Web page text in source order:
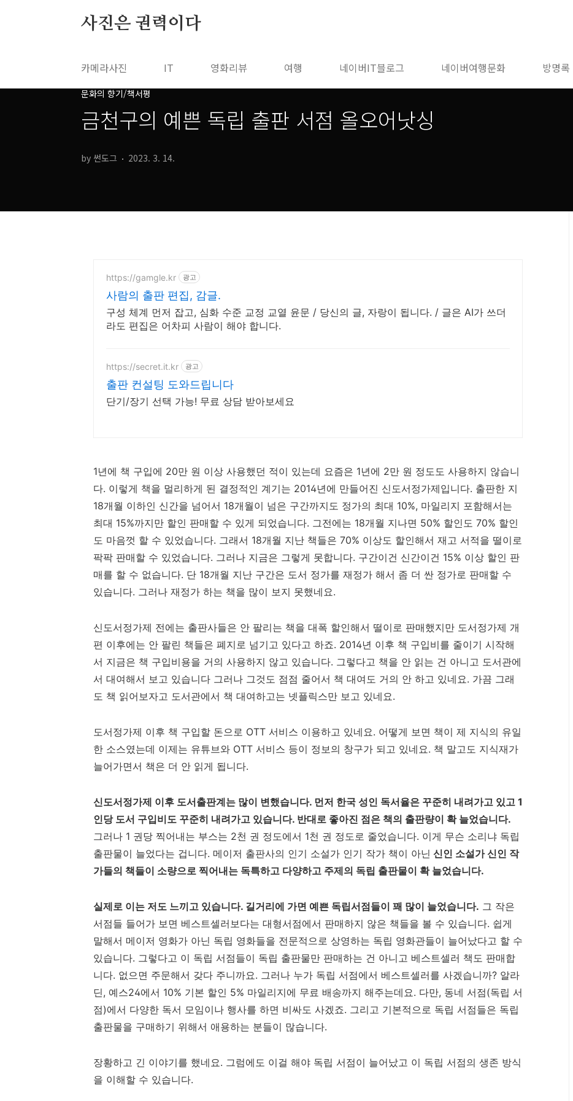
사진은 권력이다
카메라사진 IT 영화리뷰 여행 네이버IT블로그 네이버여행문화 방명록
문화의 향기/책서평
금천구의 예쁜 독립 출판 서점 올오어낫싱
by 썬도그 2023. 3. 14.
https://gamgle.kr 광고
사람의 출판 편집, 감글.
구성 체계 먼저 잡고, 심화 수준 교정 교열 윤문 / 당신의 글, 자랑이 됩니다. / 글은 AI가 쓰더
라도 편집은 어차피 사람이 해야 합니다.
https://secret.it.kr 광고
출판 컨설팅 도와드립니다
단기/장기 선택 가능! 무료 상담 받아보세요
1년에 책 구입에 20만 원 이상 사용했던 적이 있는데 요즘은 1년에 2만 원 정도도 사용하지 않습니
다. 이렇게 책을 멀리하게 된 결정적인 계기는 2014년에 만들어진 신도서정가제입니다. 출판한 지
18개월 이하인 신간을 넘어서 18개월이 넘은 구간까지도 정가의 최대 10%, 마일리지 포함해서는
최대 15%까지만 할인 판매할 수 있게 되었습니다. 그전에는 18개월 지나면 50% 할인도 70% 할인
도 마음껏 할 수 있었습니다. 그래서 18개월 지난 책들은 70% 이상도 할인해서 재고 서적을 떨이로
팍팍 판매할 수 있었습니다. 그러나 지금은 그렇게 못합니다. 구간이건 신간이건 15% 이상 할인 판
매를 할 수 없습니다. 단 18개월 지난 구간은 도서 정가를 재정가 해서 좀 더 싼 정가로 판매할 수
있습니다. 그러나 재정가 하는 책을 많이 보지 못했네요.
신도서정가제 전에는 출판사들은 안 팔리는 책을 대폭 할인해서 떨이로 판매했지만 도서정가제 개
편 이후에는 안 팔린 책들은 폐지로 넘기고 있다고 하죠. 2014년 이후 책 구입비를 줄이기 시작해
서 지금은 책 구입비용을 거의 사용하지 않고 있습니다. 그렇다고 책을 안 읽는 건 아니고 도서관에
서 대여해서 보고 있습니다 그러나 그것도 점점 줄어서 책 대여도 거의 안 하고 있네요. 가끔 그래
도 책 읽어보자고 도서관에서 책 대여하고는 넷플릭스만 보고 있네요.
도서정가제 이후 책 구입할 돈으로 OTT 서비스 이용하고 있네요. 어떻게 보면 책이 제 지식의 유일
한 소스였는데 이제는 유튜브와 OTT 서비스 등이 정보의 창구가 되고 있네요. 책 말고도 지식재가
늘어가면서 책은 더 안 읽게 됩니다.
신도서정가제 이후 도서출판계는 많이 변했습니다. 먼저 한국 성인 독서율은 꾸준히 내려가고 있고 1
인당 도서 구입비도 꾸준히 내려가고 있습니다. 반대로 좋아진 점은 책의 출판량이 확 늘었습니다.
그러나 1 권당 찍어내는 부스는 2천 권 정도에서 1천 권 정도로 줄었습니다. 이게 무슨 소리냐 독립
출판물이 늘었다는 겁니다. 메이저 출판사의 인기 소설가 인기 작가 책이 아닌 신인 소설가 신인 작
가들의 책들이 소량으로 찍어내는 독특하고 다양하고 주제의 독립 출판물이 확 늘었습니다.
실제로 이는 저도 느끼고 있습니다. 길거리에 가면 예쁜 독립서점들이 꽤 많이 늘었습니다. 그 작은
서점들 들어가 보면 베스트셀러보다는 대형서점에서 판매하지 않은 책들을 볼 수 있습니다. 쉽게
말해서 메이저 영화가 아닌 독립 영화들을 전문적으로 상영하는 독립 영화관들이 늘어났다고 할 수
있습니다. 그렇다고 이 독립 서점들이 독립 출판물만 판매하는 건 아니고 베스트셀러 책도 판매합
니다. 없으면 주문해서 갖다 주니까요. 그러나 누가 독립 서점에서 베스트셀러를 사겠습니까? 알라
딘, 예스24에서 10% 기본 할인 5% 마일리지에 무료 배송까지 해주는데요. 다만, 동네 서점(독립 서
점)에서 다양한 독서 모임이나 행사를 하면 비싸도 사겠죠. 그리고 기본적으로 독립 서점들은 독립
출판물을 구매하기 위해서 애용하는 분들이 많습니다.
장황하고 긴 이야기를 했네요. 그럼에도 이걸 해야 독립 서점이 늘어났고 이 독립 서점의 생존 방식
을 이해할 수 있습니다.